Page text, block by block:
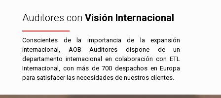
Auditores con Visión Internacional
Conscientes de la importancia de la expansión
internacional, AOB Auditores dispone de un
departamento internacional en colaboración con ETL
Internacional, con más de 700 despachos en Europa
para satisfacer las necesidades de nuestros clientes.